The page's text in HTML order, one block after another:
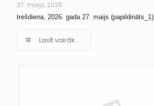
27. maijs, 2026
trešdiena, 2026. gada 27. maijs (papildināts_1)
Lasīt vairāk...